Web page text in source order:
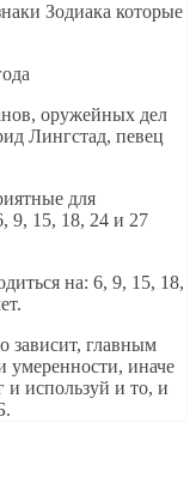
Зодиака которые
оружейных дел
Лингстад, певец
для
15, 18, 24 и 27
на: 6, 9, 15, 18,
зависит, главным
умеренности, иначе
используй и то, и